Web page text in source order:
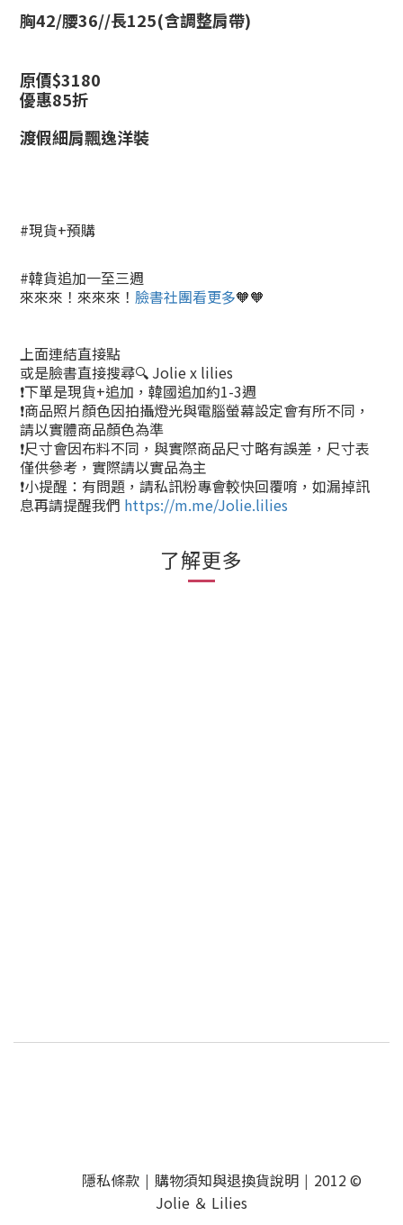
胸42/腰36//長125(含調整肩帶)
原價$3180
優惠85折
渡假細肩飄逸洋裝
#現貨+預購
#韓貨追加一至三週
來來來！來來來！ 臉書社團看更多🧡🧡
上面連結直接點
或是臉書直接搜尋🔍 Jolie x lilies
❗下單是現貨+追加，韓國追加約1-3週
❗商品照片顏色因拍攝燈光與電腦螢幕設定會有所不同，
請以實體商品顏色為準
❗尺寸會因布料不同，與實際商品尺寸略有誤差，尺寸表
僅供參考，實際請以實品為主
❗小提醒：有問題，請私訊粉專會較快回覆唷，如漏掉訊
息再請提醒我們 https://m.me/Jolie.lilies
了解更多
隱私條款 | 購物須知與退換貨說明| 2012 ©
Jolie ＆ Lilies